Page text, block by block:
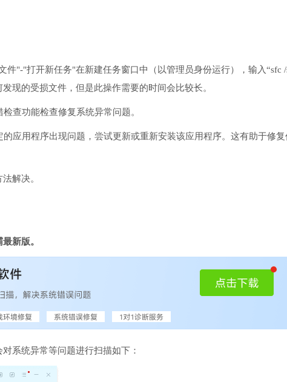
件"-"打开新任务"在新建任务窗口中（以管理员身份运行），输入“sfc /
现的受损文件，但是此操作需要的时间会比较长。
查功能检查修复系统异常问题。
应用程序出现问题，尝试更新或重新安装该应用程序。这有助于修
解决。
新版。
系统异常等问题进行扫描如下：